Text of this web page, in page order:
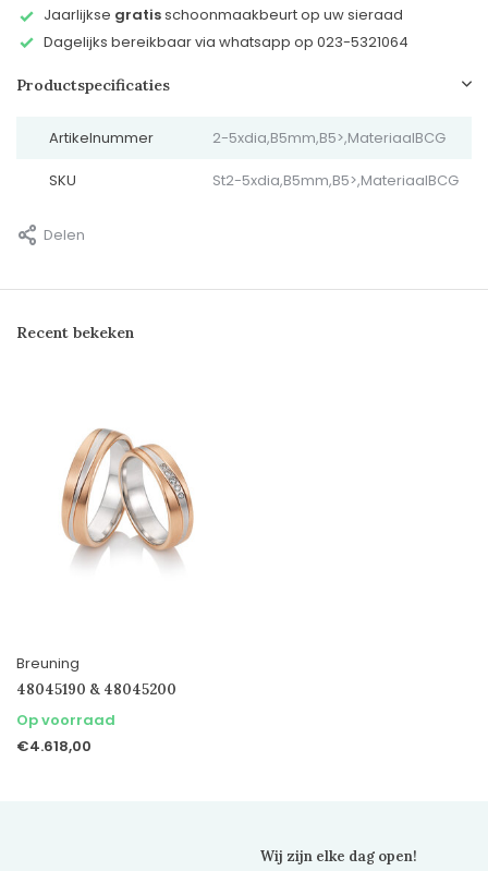
Jaarlijkse gratisschoonmaakbeurt op uw sieraad
Dagelijks bereikbaar via whatsapp op 023-5321064
Productspecificaties
Artikelnummer 2-5xdia,B5mm,B5>,MateriaalBCG
SKU St2-5xdia,B5mm,B5>,MateriaalBCG
Delen
Recent bekeken
Breuning
48045190 & 48045200
Op voorraad
€4.618,00
Wij zijn elke dag open!